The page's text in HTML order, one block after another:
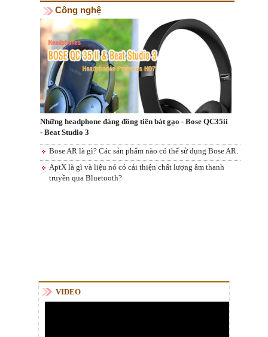
Công nghệ
Những headphone đáng đồng tiền bát gạo - Bose QC35ii
- Beat Studio 3
Bose AR là gì? Các sản phẩm nào có thể sử dụng Bose AR.
AptX là gì và liệu nó có cải thiện chất lượng âm thanh
truyền qua Bluetooth?
VIDEO